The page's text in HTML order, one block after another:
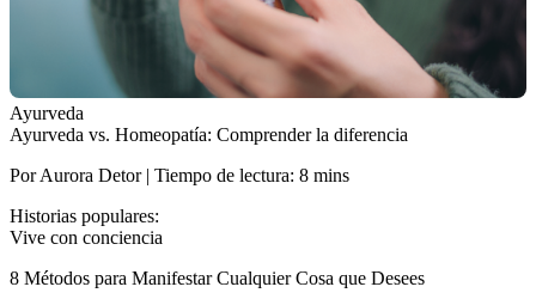
Ayurveda
Ayurveda vs. Homeopatía: Comprender la diferencia
Por Aurora Detor | Tiempo de lectura: 8 mins
Historias populares:
Vive con conciencia
8 Métodos para Manifestar Cualquier Cosa que Desees